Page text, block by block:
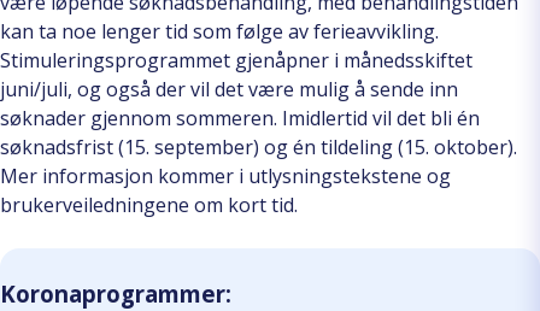
kan ta noe lenger tid som følge av ferieavvikling.
Stimuleringsprogrammet gjenåpner i månedsskiftet
juni/juli, og også der vil det være mulig å sende inn
søknader gjennom sommeren. Imidlertid vil det bli én
søknadsfrist (15. september) og én tildeling (15. oktober).
Mer informasjon kommer i utlysningstekstene og
brukerveiledningene om kort tid.
Koronaprogrammer: